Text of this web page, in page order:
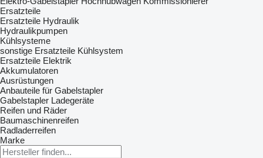
Ersatzteile
Ersatzteile Hydraulik
Hydraulikpumpen
Kühlsysteme
sonstige Ersatzteile Kühlsystem
Ersatzteile Elektrik
Akkumulatoren
Ausrüstungen
Anbauteile für Gabelstapler
Gabelstapler Ladegeräte
Reifen und Räder
Baumaschinenreifen
Radladerreifen
Marke